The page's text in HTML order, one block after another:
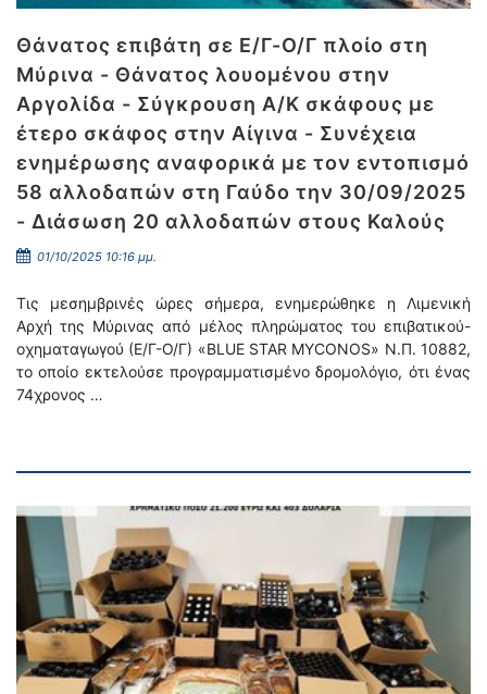
Θάνατος επιβάτη σε Ε/Γ-Ο/Γ πλοίο στη
Μύρινα - Θάνατος λουομένου στην
Αργολίδα - Σύγκρουση Α/Κ σκάφους με
έτερο σκάφος στην Αίγινα - Συνέχεια
ενημέρωσης αναφορικά με τον εντοπισμό
58 αλλοδαπών στη Γαύδο την 30/09/2025
- Διάσωση 20 αλλοδαπών στους Καλούς
01/10/2025 10:16 μμ.
Τις μεσημβρινές ώρες σήμερα, ενημερώθηκε η Λιμενική
Αρχή της Μύρινας από μέλος πληρώματος του επιβατικού-
οχηματαγωγού (Ε/Γ-Ο/Γ) «BLUE STAR MYCONOS» Ν.Π. 10882,
το οποίο εκτελούσε προγραμματισμένο δρομολόγιο, ότι ένας
74χρονος …